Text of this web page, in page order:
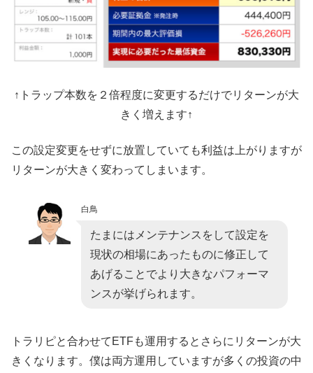
↑トラップ本数を２倍程度に変更するだけでリターンが大
きく増えます↑
この設定変更をせずに放置していても利益は上がりますが
リターンが大きく変わってしまいます。
白鳥
たまにはメンテナンスをして設定を
現状の相場にあったものに修正して
あげることでより大きなパフォーマ
ンスが挙げられます。
トラリピと合わせてETFも運用するとさらにリターンが大
きくなります。僕は両方運用していますが多くの投資の中